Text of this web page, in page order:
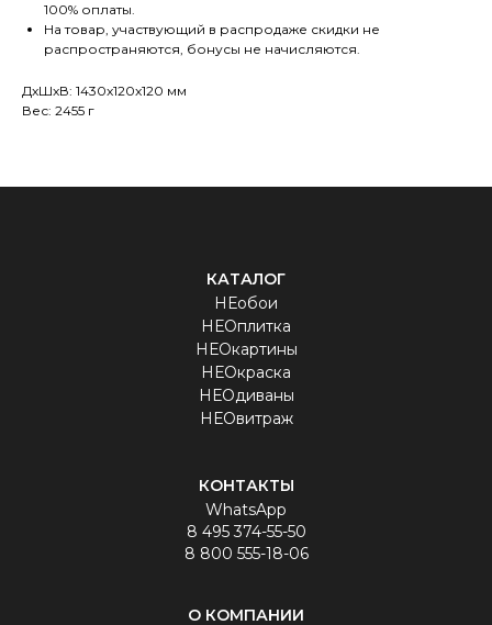
100% оплаты.
На товар, участвующий в распродаже скидки не
распространяются, бонусы не начисляются.
ДxШxВ: 1430x120x120 мм
Вес: 2455 г
КАТАЛОГ
НЕобои
НЕОплитка
НЕОкартины
НЕОкраска
НЕОдиваны
НЕОвитраж
КОНТАКТЫ
WhatsApp
8 495 374-55-50
8 800 555-18-06
О КОМПАНИИ